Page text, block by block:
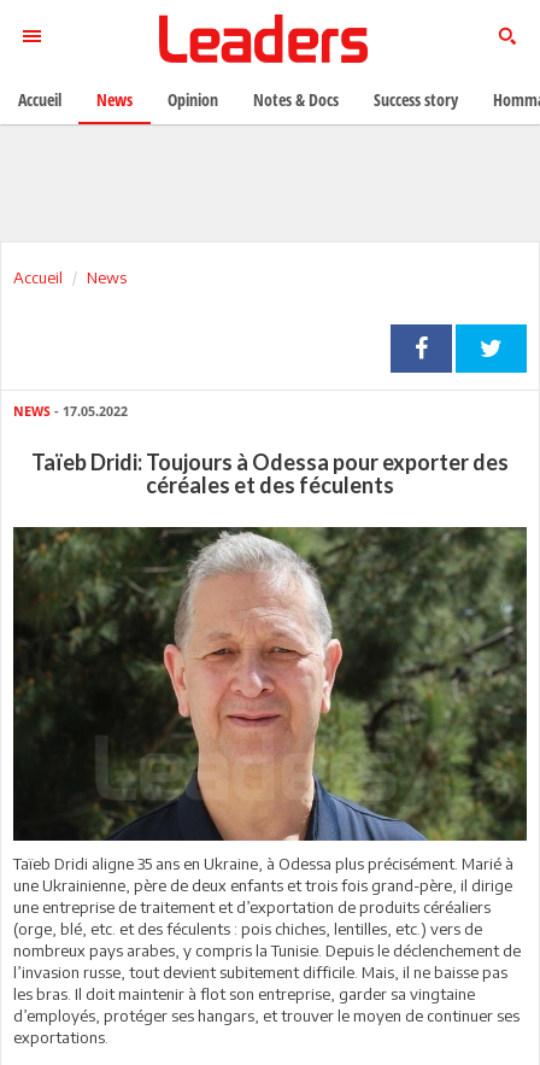
Accueil News
NEWS - 17.05.2022
Taïeb Dridi: Toujours à Odessa pour exporter des
céréales et des féculents
Taïeb Dridi aligne 35 ans en Ukraine, à Odessa plus précisément. Marié à
une Ukrainienne, père de deux enfants et trois fois grand-père, il dirige
une entreprise de traitement et d’exportation de produits céréaliers
(orge, blé, etc. et des féculents : pois chiches, lentilles, etc.) vers de
nombreux pays arabes, y compris la Tunisie. Depuis le déclenchement de
l’invasion russe, tout devient subitement difficile. Mais, il ne baisse pas
les bras. Il doit maintenir à flot son entreprise, garder sa vingtaine
d’employés, protéger ses hangars, et trouver le moyen de continuer ses
exportations.
Accueil News Opinion Notes & Docs Success story